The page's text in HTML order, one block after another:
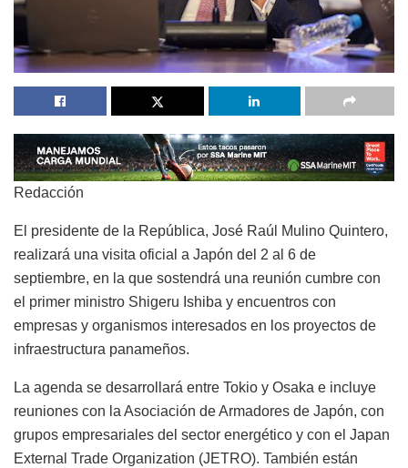
Redacción
El presidente de la República, José Raúl Mulino Quintero,
realizará una visita oficial a Japón del 2 al 6 de
septiembre, en la que sostendrá una reunión cumbre con
el primer ministro Shigeru Ishiba y encuentros con
empresas y organismos interesados en los proyectos de
infraestructura panameños.
La agenda se desarrollará entre Tokio y Osaka e incluye
reuniones con la Asociación de Armadores de Japón, con
grupos empresariales del sector energético y con el Japan
External Trade Organization (JETRO). También están